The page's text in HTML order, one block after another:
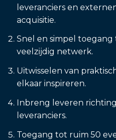
leveranciers en
acquisitie.
Snel en simpel
veelzijdig netwerk.
Uitwisselen van
elkaar inspireren.
Inbreng leveren
leveranciers.
Toegang tot ruim 50